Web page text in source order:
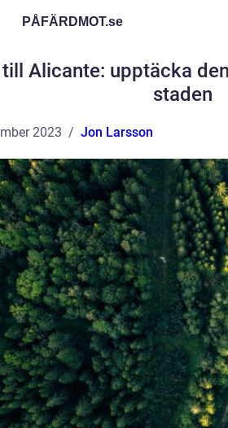
PÅFÄRDMOT.se
till Alicante: upptäcka
staden
2023 Jon Larsson